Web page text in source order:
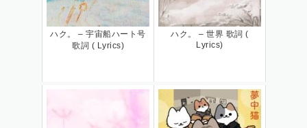
ハク。 – 宇宙船ハート号
歌詞 ( Lyrics)
ハク。 – 世界 歌詞 (
Lyrics)